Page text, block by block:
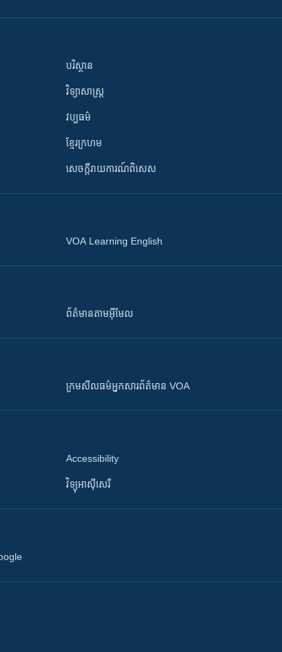
បរិស្ថាន
វិទ្យាសាស្រ្ត
វប្បធម៌
ខ្មែរក្រហម
សេចក្តីរាយការណ៍ពិសេស
VOA Learning English
ព័ត៌មាន​តាម​អ៊ីមែល
ក្រម​​​សីលធម៌​​​អ្នក​​​សារព័ត៌មាន VOA
Accessibility
វិទ្យុ​អាស៊ី​សេរី